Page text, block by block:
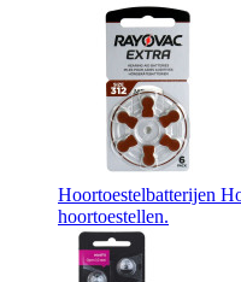
Hoortoestelbatterijen
hoortoestellen.